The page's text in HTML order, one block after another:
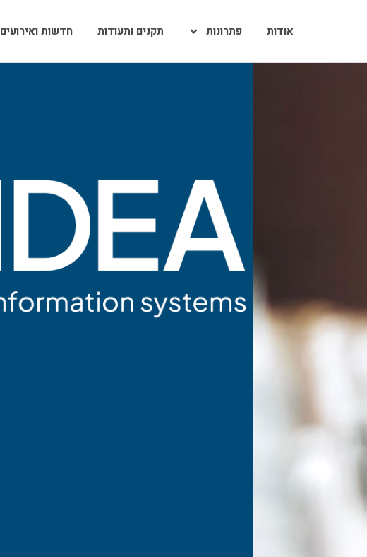
אודות פתרונות תקנים ותעודות חדשות ואירועים